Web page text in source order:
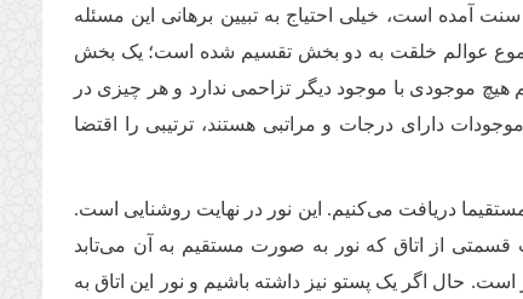
آمده است، خیلی احتیاج به تبیین برهانی این مسئله
مجموع عوالم خلقت به دو بخش تقسیم شده است؛ ‌یک بخش
موجودی با موجود دیگر تزاحمی ندارد و هر چیزی در
دارای درجات و مراتبی هستند، ترتیبی را اقتضا
دریافت می‌کنیم. این نور در نهایت روشنایی است.
قسمتی از اتاق که نور به صورت مستقیم به آن می‌تابد
حال اگر یک پستو نیز داشته باشیم و نور این اتاق به